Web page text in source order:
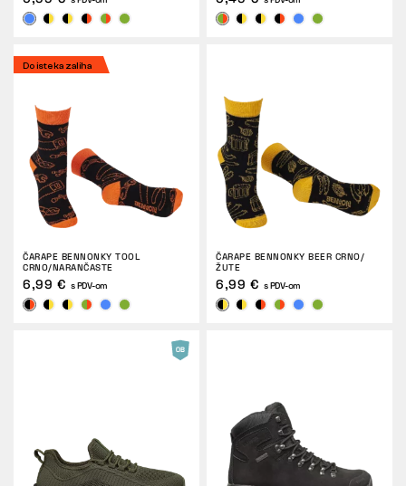
Do isteka zaliha
ČARAPE BENNONKY TOOL
CRNO/NARANČASTE
6,99 € s PDV-om
ČARAPE BENNONKY BEER CRNO/
ŽUTE
6,99 € s PDV-om